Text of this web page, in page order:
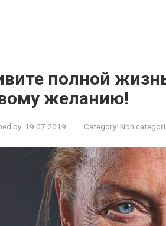
полной
желанию!
by: 19.07.2019 Category: Non